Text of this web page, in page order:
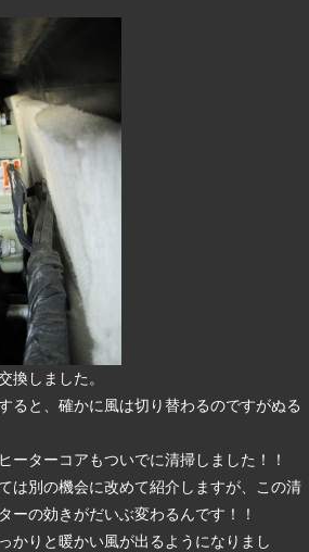
換しました。
ると、確かに風は切り替わるのですがぬる
ーターコアもついでに清掃しました！！
は別の機会に改めて紹介しますが、この清
ーの効きがだいぶ変わるんです！！
かりと暖かい風が出るようになりまし